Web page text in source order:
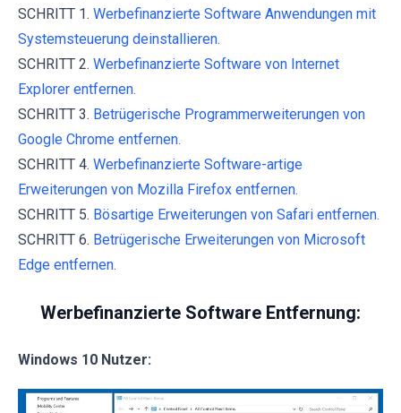
SCHRITT 1. Werbefinanzierte Software Anwendungen mit
Systemsteuerung deinstallieren.
SCHRITT 2. Werbefinanzierte Software von Internet
Explorer entfernen.
SCHRITT 3. Betrügerische Programmerweiterungen von
Google Chrome entfernen.
SCHRITT 4. Werbefinanzierte Software-artige
Erweiterungen von Mozilla Firefox entfernen.
SCHRITT 5. Bösartige Erweiterungen von Safari entfernen.
SCHRITT 6. Betrügerische Erweiterungen von Microsoft
Edge entfernen.
Werbefinanzierte Software Entfernung:
Windows 10 Nutzer: